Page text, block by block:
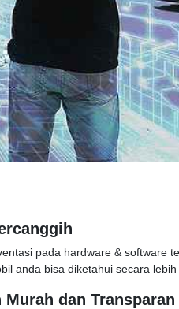
pada hardware & software
anda bisa diketahui secara lebih
Murah dan Transparan